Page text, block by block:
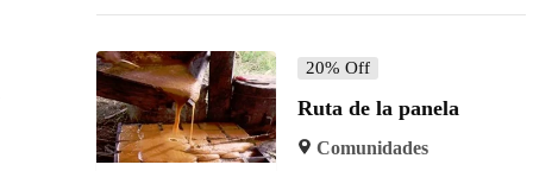
20% Off
Ruta de la panela
Comunidades